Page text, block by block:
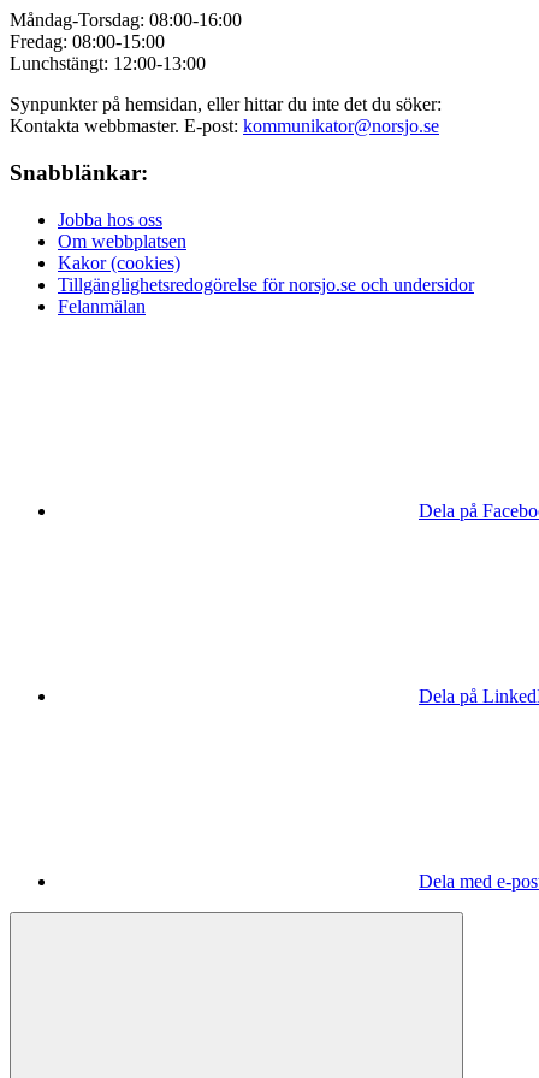
Måndag-Torsdag: 08:00-16:00
Fredag: 08:00-15:00
Lunchstängt: 12:00-13:00
Synpunkter på hemsidan, eller hittar du inte det du söker:
Kontakta webbmaster. E-post: kommunikator@norsjo.se
Snabblänkar:
Jobba hos oss
Om webbplatsen
Kakor (cookies)
Tillgänglighetsredogörelse för norsjo.se och undersidor
Felanmälan
Dela på
Dela på
Dela med e-